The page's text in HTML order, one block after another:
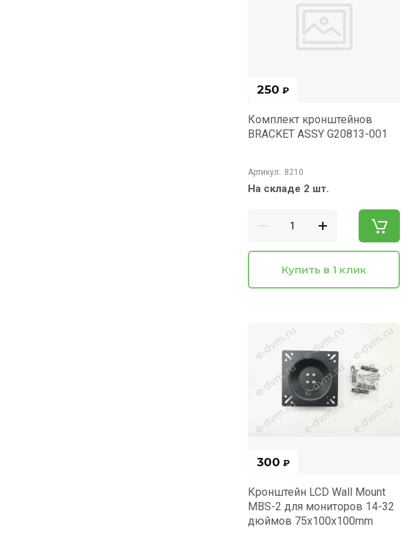
250 ₽
Комплект кронштейнов
BRACKET ASSY G20813-001
Артикул: 8210
На складе 2 шт.
Купить в 1 клик
300 ₽
Кронштейн LCD Wall Mount
MBS-2 для мониторов 14-32
дюймов 75x100x100mm